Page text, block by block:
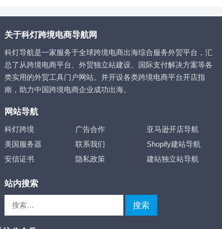
关于科灯跨境电商导航网
科灯导航是一家服务于全球跨境电商出海综合服务外贸平台，汇
总了从跨境电商平台、外贸独立站建设、国际支付解决方案等各
类实用的外贸工具门户网站。并开设各类跨境电商平台开店指
南，助力中国跨境电商企业成功出海。
网站导航
科灯跨境 广告合作
亚马逊开店导航
美国服务器
联系我们
Shopify建站导航
安信证书
隐私政策 建站独立站导航
站内搜索